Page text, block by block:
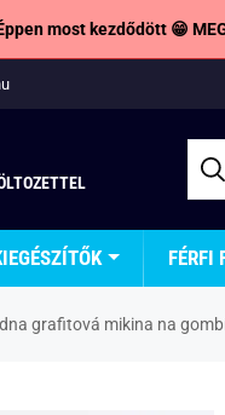
most kezdődött 😁
FÉRFI
grafitová mikina na